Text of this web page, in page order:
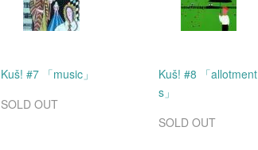
Kuš! #7 「music」
SOLD OUT
Kuš! #8 「allotment
s」
SOLD OUT